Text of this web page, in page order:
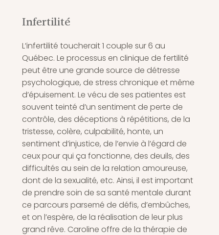
Infertilité
L’infertilité toucherait 1 couple sur 6 au
Québec. Le processus en clinique de fertilité
peut être une grande source de détresse
psychologique, de stress chronique et même
d’épuisement. Le vécu de ses patientes est
souvent teinté d’un sentiment de perte de
contrôle, des déceptions à répétitions, de la
tristesse, colère, culpabilité, honte, un
sentiment d’injustice, de l’envie à l’égard de
ceux pour qui ça fonctionne, des deuils, des
difficultés au sein de la relation amoureuse,
dont de la sexualité, etc. Ainsi, il est important
de prendre soin de sa santé mentale durant
ce parcours parsemé de défis, d’embûches,
et on l’espère, de la réalisation de leur plus
grand rêve. Caroline offre de la thérapie de